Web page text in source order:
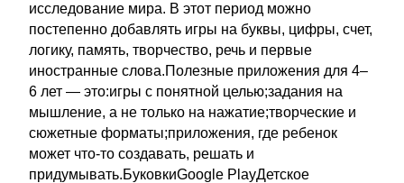
исследование мира. В этот период можно
постепенно добавлять игры на буквы, цифры, счет,
логику, память, творчество, речь и первые
иностранные слова.Полезные приложения для 4–
6 лет — это:игры с понятной целью;задания на
мышление, а не только на нажатие;творческие и
сюжетные форматы;приложения, где ребенок
может что-то создавать, решать и
придумывать.БуковкиGoogle PlayДетское